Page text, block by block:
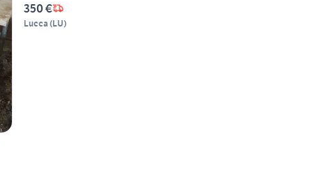
350 €
Lucca (LU)